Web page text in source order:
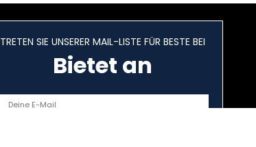
TRETEN SIE UNSERER MAIL-LISTE FÜR BESTE BEI
Bietet an